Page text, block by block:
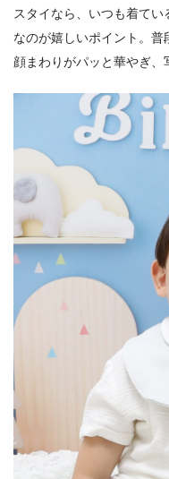
スタイなら、いつも着て
なのが嬉しいポイント。
顔まわりがパッと華やぎ、